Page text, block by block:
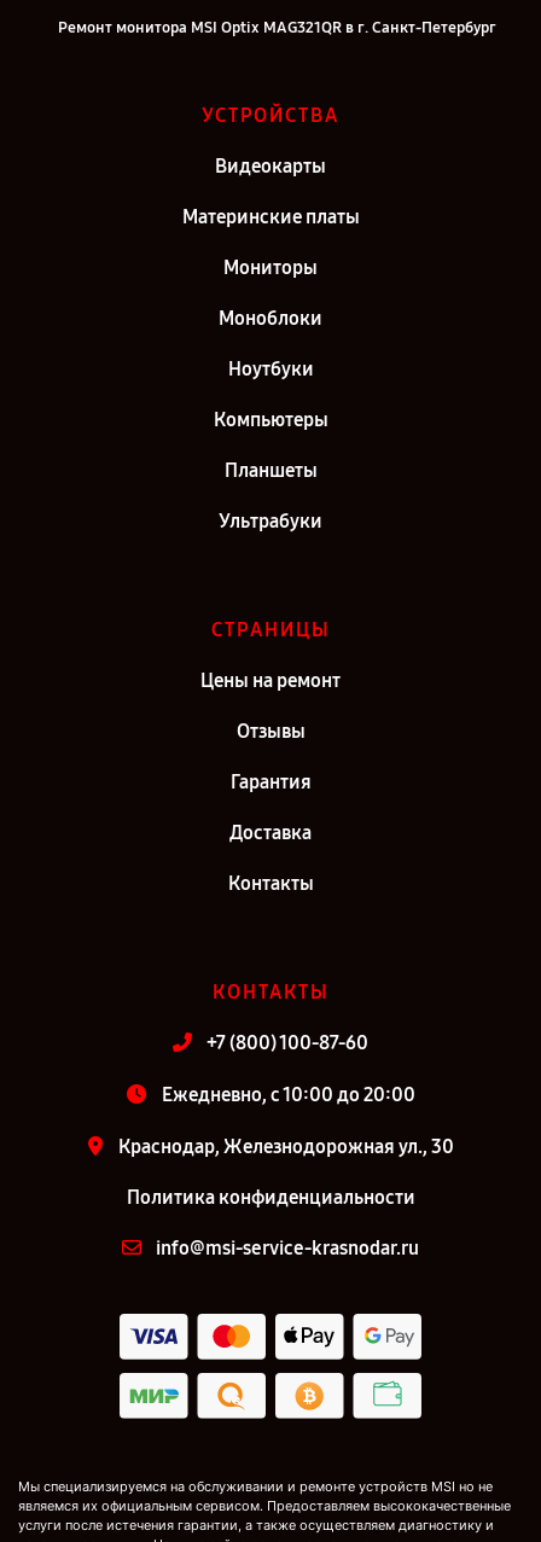
Ремонт монитора MSI Optix MAG321QR в г. Санкт-Петербург
УСТРОЙСТВА
Видеокарты
Материнские платы
Мониторы
Моноблоки
Ноутбуки
Компьютеры
Планшеты
Ультрабуки
СТРАНИЦЫ
Цены на ремонт
Отзывы
Гарантия
Доставка
Контакты
КОНТАКТЫ
+7 (800) 100-87-60
Ежедневно, с 10:00 до 20:00
Краснодар, Железнодорожная ул., 30
Политика конфиденциальности
info@msi-service-krasnodar.ru
Мы специализируемся на обслуживании и ремонте устройств MSI но не
являемся их официальным сервисом. Предоставляем высококачественные
услуги после истечения гарантии, а также осуществляем диагностику и